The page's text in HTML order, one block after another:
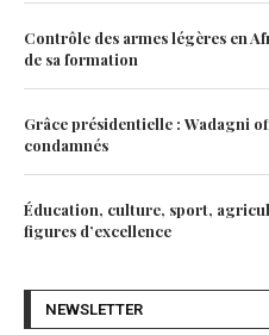
Contrôle des armes légères en
de sa formation
Grâce présidentielle : Wadagni
condamnés
Éducation, culture, sport,
figures d’excellence
NEWSLETTER